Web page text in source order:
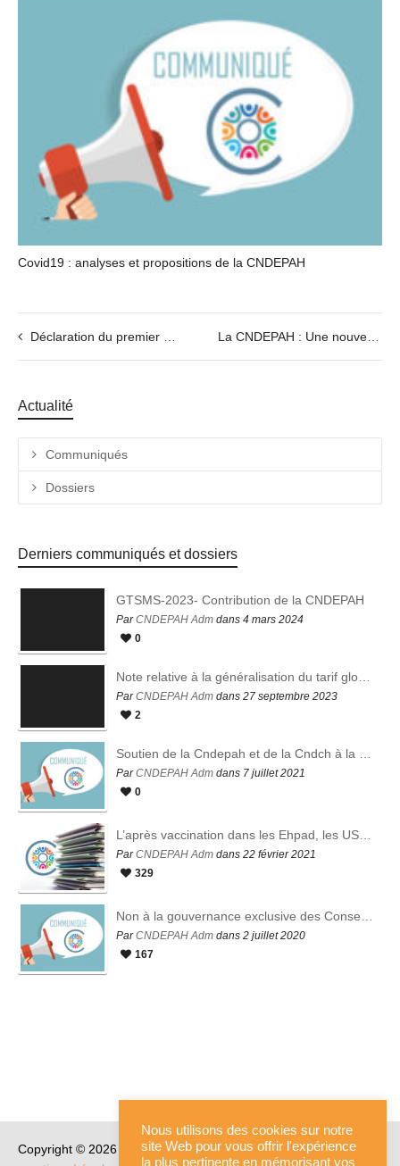
Covid19 : analyses et propositions de la CNDEPAH
Déclaration du premier ministre : Un premier signal très décevant
Actualité
Communiqués
Dossiers
Derniers communiqués et dossiers
GTSMS-2023- Contribution de la CNDEPAH
ParCNDEPAH Adm dans 4 mars 2024
0
ParCNDEPAH Adm dans 27 septembre 2023
2
ParCNDEPAH Adm dans 7 juillet 2021
0
ParCNDEPAH Adm dans 22 février 2021
329
ParCNDEPAH Adm dans 2 juillet 2020
167
Copyright © 2026 CNDEPAH. Tous droits réservés.Crédits &
Nous utilisons des cookies sur notre
site Web pour vous offrir l'expérience
la plus pertinente en mémorisant vos